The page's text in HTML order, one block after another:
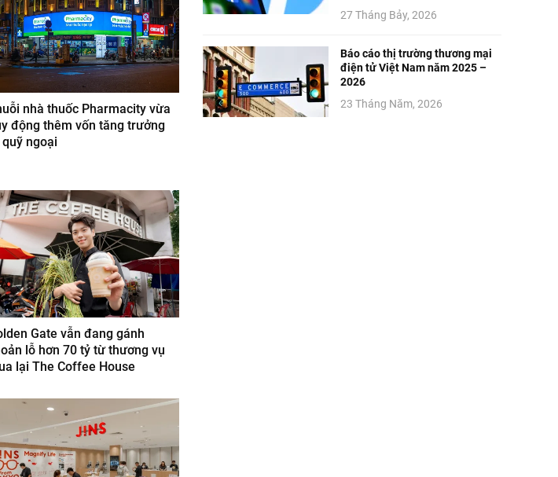
nhà thuốc Pharmacity vừa
động thêm vốn tăng trưởng
ngoại
Gate vẫn đang gánh
lỗ hơn 70 tỷ từ thương vụ
lại The Coffee House
27 Tháng Bảy, 2026
Báo cáo thị trường thương mại
điện tử Việt Nam năm 2025 –
2026
23 Tháng Năm, 2026